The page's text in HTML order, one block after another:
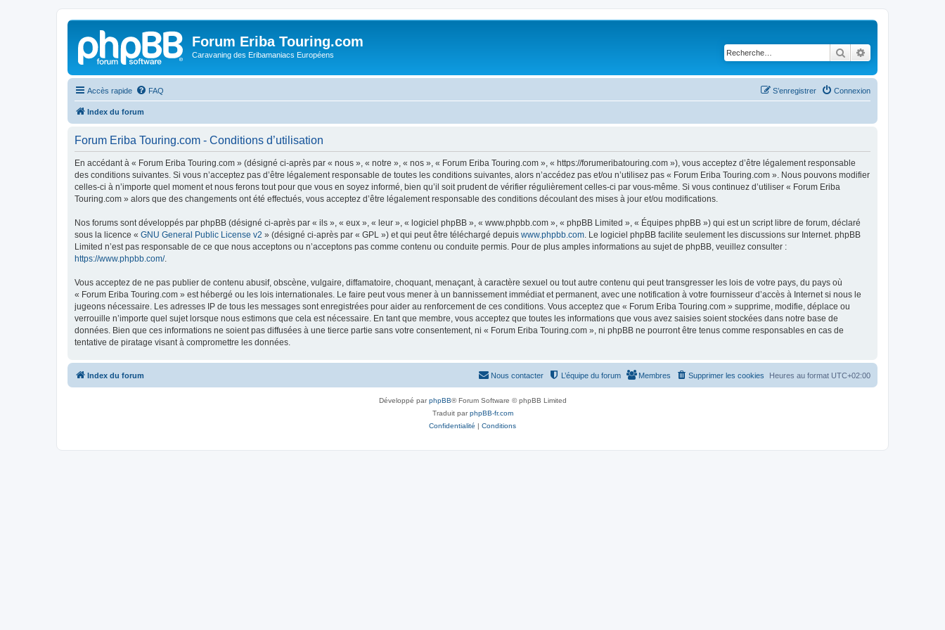
Forum Eriba Touring.com
Caravaning des Eribamaniacs Européens Rechercher
Accès rapide FAQ Connexion
S’enregistrer
Index du forum
Forum Eriba Touring.com - Conditions d’utilisation
En accédant à « Forum Eriba Touring.com » (désigné ci-après par « nous », « notre », « nos », « Forum Eriba Touring.com », « https://forumeribatouring.com »), vous acceptez d’être légalement responsable
des conditions suivantes. Si vous n’acceptez pas d’être légalement responsable de toutes les conditions suivantes, alors n’accédez pas et/ou n’utilisez pas « Forum Eriba Touring.com ». Nous pouvons modifier
celles-ci à n’importe quel moment et nous ferons tout pour que vous en soyez informé, bien qu’il soit prudent de vérifier régulièrement celles-ci par vous-même. Si vous continuez d’utiliser « Forum Eriba
Touring.com » alors que des changements ont été effectués, vous acceptez d’être légalement responsable des conditions découlant des mises à jour et/ou modifications.
Nos forums sont développés par phpBB (désigné ci-après par « ils », « eux », « leur », « logiciel phpBB », « www.phpbb.com », « phpBB Limited », « Équipes phpBB ») qui est un script libre de forum, déclaré
sous la licence « GNU General Public License v2 » (désigné ci-après par « GPL ») et qui peut être téléchargé depuis www.phpbb.com . Le logiciel phpBB facilite seulement les discussions sur Internet. phpBB
Limited n’est pas responsable de ce que nous acceptons ou n’acceptons pas comme contenu ou conduite permis. Pour de plus amples informations au sujet de phpBB, veuillez consulter :
https://www.phpbb.com/.
Vous acceptez de ne pas publier de contenu abusif, obscène, vulgaire, diffamatoire, choquant, menaçant, à caractère sexuel ou tout autre contenu qui peut transgresser les lois de votre pays, du pays où
« Forum Eriba Touring.com » est hébergé ou les lois internationales. Le faire peut vous mener à un bannissement immédiat et permanent, avec une notification à votre fournisseur d’accès à Internet si nous le
jugeons nécessaire. Les adresses IP de tous les messages sont enregistrées pour aider au renforcement de ces conditions. Vous acceptez que « Forum Eriba Touring.com » supprime, modifie, déplace ou
verrouille n’importe quel sujet lorsque nous estimons que cela est nécessaire. En tant que membre, vous acceptez que toutes les informations que vous avez saisies soient stockées dans notre base de
données. Bien que ces informations ne soient pas diffusées à une tierce partie sans votre consentement, ni « Forum Eriba Touring.com », ni phpBB ne pourront être tenus comme responsables en cas de
tentative de piratage visant à compromettre les données.
Index du forum Heures au format UTC+02:00
Supprimer les cookies
Membres
L’équipe du forum
Nous contacter
Développé parphpBB® Forum Software © phpBB Limited
Traduit parphpBB-fr.com
Confidentialité | Conditions